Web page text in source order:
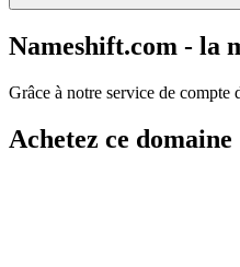
Nameshift.com - la
Grâce à notre service de compte
Achetez ce domaine